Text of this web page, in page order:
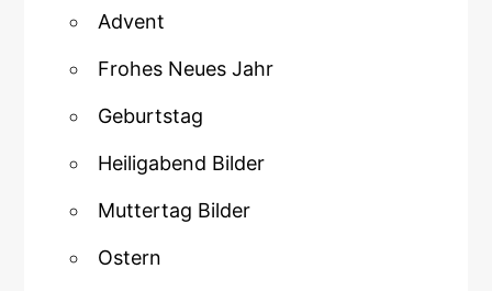
Advent
Frohes Neues Jahr
Geburtstag
Heiligabend Bilder
Muttertag Bilder
Ostern